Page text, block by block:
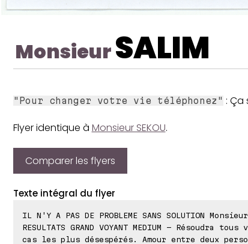
MonsieurSALIM
"Pour changer votre vie téléphonez" : Ça
Flyer identique à Monsieur SEKOU.
Comparer les flyers
Texte intégral du flyer
IL N'Y A PAS DE PROBLEME SANS SOLUTION Monsieur
RESULTATS GRAND VOYANT MEDIUM - Résoudra
cas les plus désespérés. Amour entre deux